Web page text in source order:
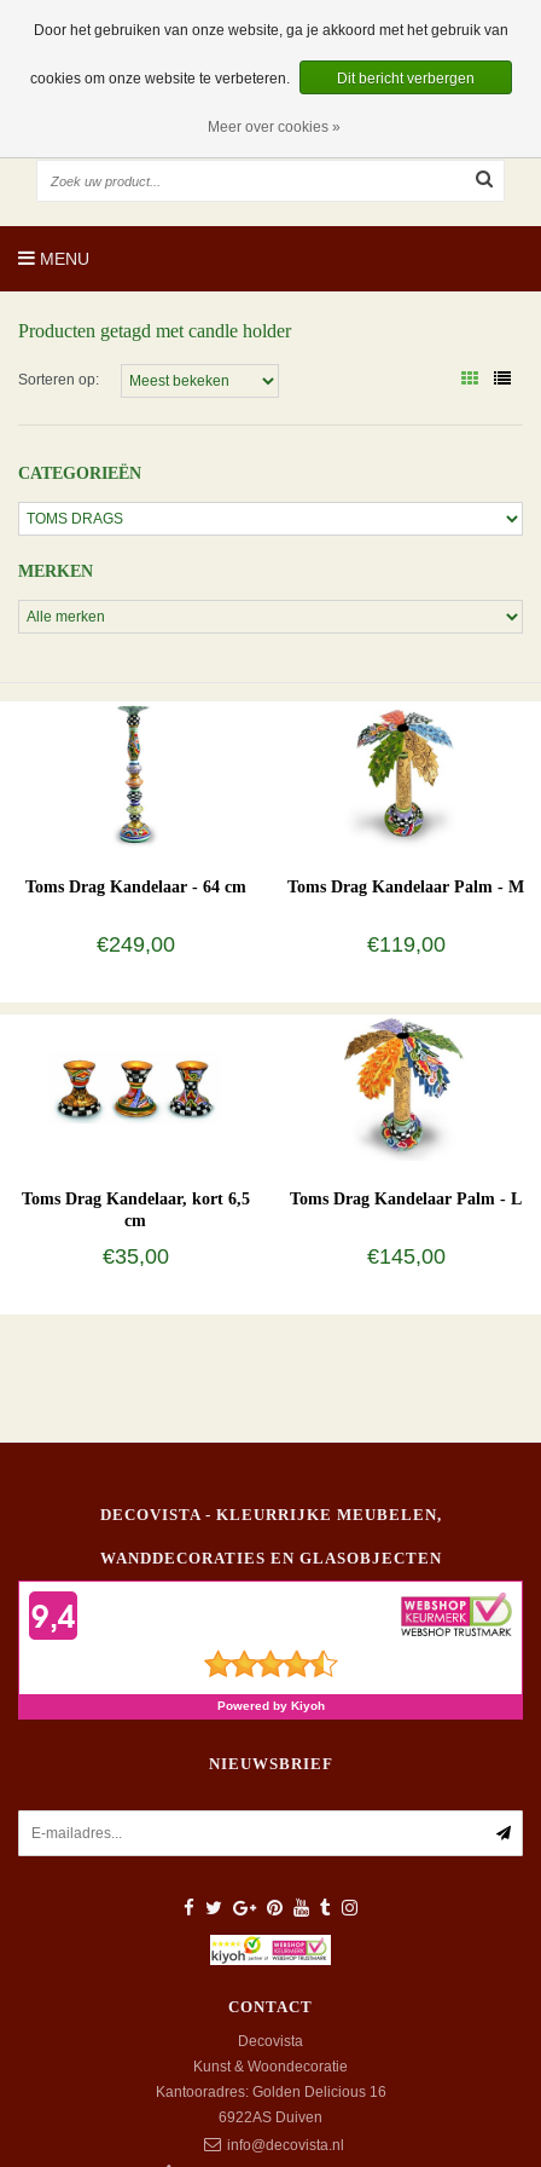
0 Artikelen
NL
EUR
MENU
Producten getagd met candle holder
Sorteren op:
CATEGORIEËN
MERKEN
Toms Drag Kandelaar - 64 cm
€249,00
Toms Drag Kandelaar Palm - M
€119,00
Toms Drag Kandelaar, kort 6,5
cm
€35,00
Toms Drag Kandelaar Palm - L
€145,00
DECOVISTA - KLEURRIJKE MEUBELEN,
WANDDECORATIES EN GLASOBJECTEN
NIEUWSBRIEF
CONTACT
Decovista
Kunst & Woondecoratie
Kantooradres: Golden Delicious 16
6922AS Duiven
info@decovista.nl
Door het gebruiken van onze website, ga je akkoord met het gebruik van
cookies om onze website te verbeteren. Dit bericht verbergen
Meer over cookies »